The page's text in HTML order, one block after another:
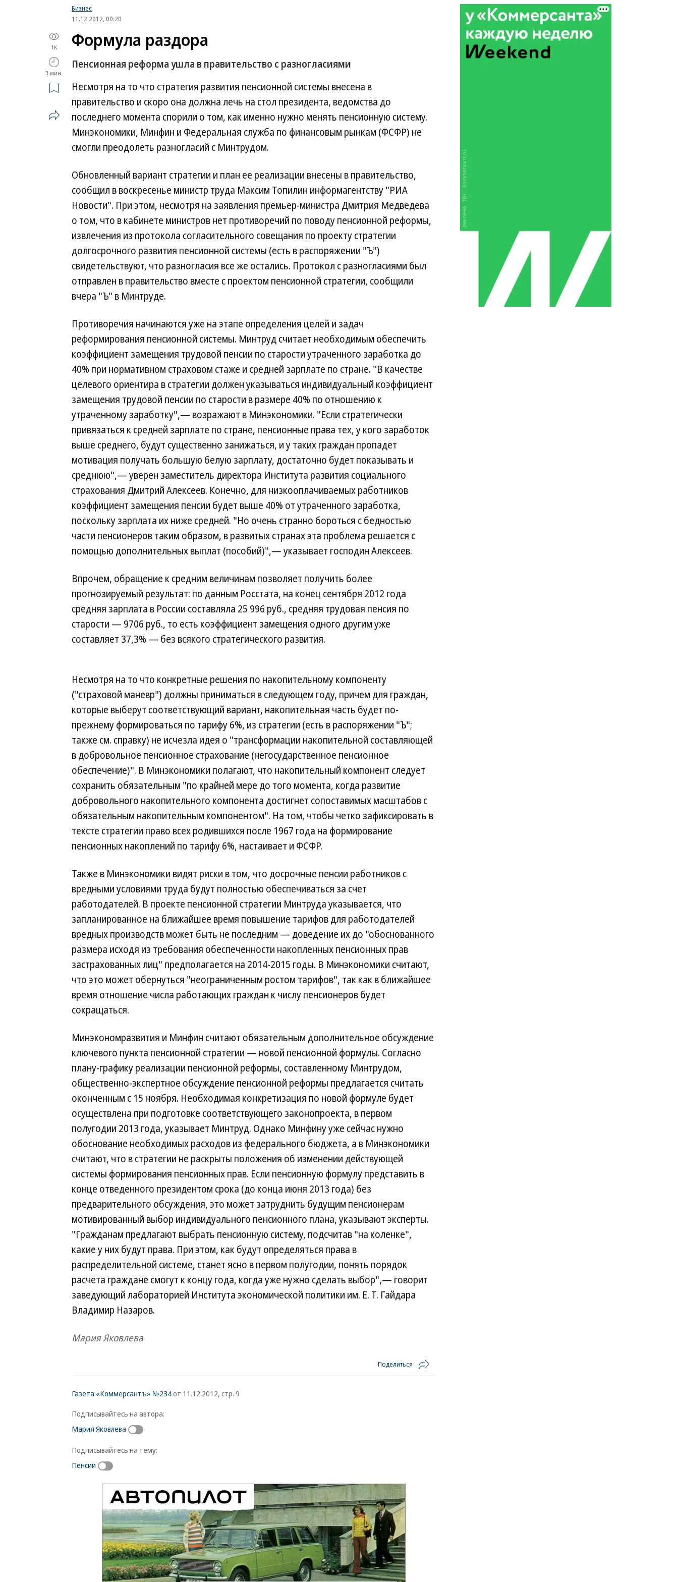
Бизнес
11.12.2012, 00:20
1K
3 мин.
Формула раздора
Пенсионная реформа ушла в правительство с разногласиями
Несмотря на то что стратегия развития пенсионной системы внесена в
правительство и скоро она должна лечь на стол президента, ведомства до
последнего момента спорили о том, как именно нужно менять пенсионную систему.
Минэкономики, Минфин и Федеральная служба по финансовым рынкам (ФСФР) не
смогли преодолеть разногласий с Минтрудом.
Обновленный вариант стратегии и план ее реализации внесены в правительство,
сообщил в воскресенье министр труда Максим Топилин информагентству "РИА
Новости". При этом, несмотря на заявления премьер-министра Дмитрия Медведева
о том, что в кабинете министров нет противоречий по поводу пенсионной реформы,
извлечения из протокола согласительного совещания по проекту стратегии
долгосрочного развития пенсионной системы (есть в распоряжении "Ъ")
свидетельствуют, что разногласия все же остались. Протокол с разногласиями был
отправлен в правительство вместе с проектом пенсионной стратегии, сообщили
вчера "Ъ" в Минтруде.
Противоречия начинаются уже на этапе определения целей и задач
реформирования пенсионной системы. Минтруд считает необходимым обеспечить
коэффициент замещения трудовой пенсии по старости утраченного заработка до
40% при нормативном страховом стаже и средней зарплате по стране. "В качестве
целевого ориентира в стратегии должен указываться индивидуальный коэффициент
замещения трудовой пенсии по старости в размере 40% по отношению к
утраченному заработку",— возражают в Минэкономики. "Если стратегически
привязаться к средней зарплате по стране, пенсионные права тех, у кого заработок
выше среднего, будут существенно занижаться, и у таких граждан пропадет
мотивация получать большую белую зарплату, достаточно будет показывать и
среднюю",— уверен заместитель директора Института развития социального
страхования Дмитрий Алексеев. Конечно, для низкооплачиваемых работников
коэффициент замещения пенсии будет выше 40% от утраченного заработка,
поскольку зарплата их ниже средней. "Но очень странно бороться с бедностью
части пенсионеров таким образом, в развитых странах эта проблема решается с
помощью дополнительных выплат (пособий)",— указывает господин Алексеев.
Впрочем, обращение к средним величинам позволяет получить более
прогнозируемый результат: по данным Росстата, на конец сентября 2012 года
средняя зарплата в России составляла 25 996 руб., средняя трудовая пенсия по
старости — 9706 руб., то есть коэффициент замещения одного другим уже
составляет 37,3% — без всякого стратегического развития.
Несмотря на то что конкретные решения по накопительному компоненту
("страховой маневр") должны приниматься в следующем году, причем для граждан,
которые выберут соответствующий вариант, накопительная часть будет по-
прежнему формироваться по тарифу 6%, из стратегии (есть в распоряжении "Ъ";
также см. справку) не исчезла идея о "трансформации накопительной составляющей
в добровольное пенсионное страхование (негосударственное пенсионное
обеспечение)". В Минэкономики полагают, что накопительный компонент следует
сохранить обязательным "по крайней мере до того момента, когда развитие
добровольного накопительного компонента достигнет сопоставимых масштабов с
обязательным накопительным компонентом". На том, чтобы четко зафиксировать в
тексте стратегии право всех родившихся после 1967 года на формирование
пенсионных накоплений по тарифу 6%, настаивает и ФСФР.
Также в Минэкономики видят риски в том, что досрочные пенсии работников с
вредными условиями труда будут полностью обеспечиваться за счет
работодателей. В проекте пенсионной стратегии Минтруда указывается, что
запланированное на ближайшее время повышение тарифов для работодателей
вредных производств может быть не последним — доведение их до "обоснованного
размера исходя из требования обеспеченности накопленных пенсионных прав
застрахованных лиц" предполагается на 2014-2015 годы. В Минэкономики считают,
что это может обернуться "неограниченным ростом тарифов", так как в ближайшее
время отношение числа работающих граждан к числу пенсионеров будет
сокращаться.
Минэкономразвития и Минфин считают обязательным дополнительное обсуждение
ключевого пункта пенсионной стратегии — новой пенсионной формулы. Согласно
плану-графику реализации пенсионной реформы, составленному Минтрудом,
общественно-экспертное обсуждение пенсионной реформы предлагается считать
оконченным с 15 ноября. Необходимая конкретизация по новой формуле будет
осуществлена при подготовке соответствующего законопроекта, в первом
полугодии 2013 года, указывает Минтруд. Однако Минфину уже сейчас нужно
обоснование необходимых расходов из федерального бюджета, а в Минэкономики
считают, что в стратегии не раскрыты положения об изменении действующей
системы формирования пенсионных прав. Если пенсионную формулу представить в
конце отведенного президентом срока (до конца июня 2013 года) без
предварительного обсуждения, это может затруднить будущим пенсионерам
мотивированный выбор индивидуального пенсионного плана, указывают эксперты.
"Гражданам предлагают выбрать пенсионную систему, подсчитав "на коленке",
какие у них будут права. При этом, как будут определяться права в
распределительной системе, станет ясно в первом полугодии, понять порядок
расчета граждане смогут к концу года, когда уже нужно сделать выбор",— говорит
заведующий лабораторией Института экономической политики им. Е. Т. Гайдара
Владимир Назаров.
Мария Яковлева
Поделиться
Газета «Коммерсантъ» №234от 11.12.2012, стр. 9
Подписывайтесь на автора:
Мария Яковлева
Подписывайтесь на тему:
Пенсии